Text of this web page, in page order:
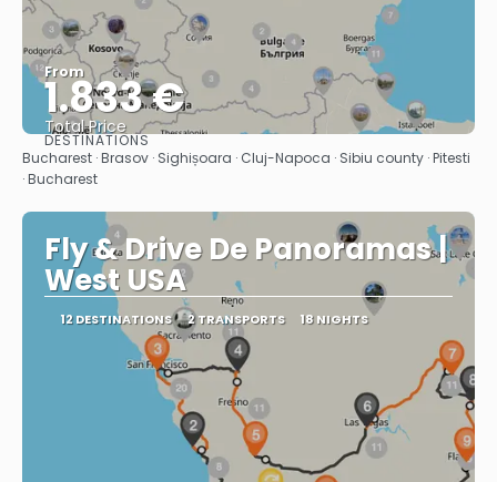
From
1.833 €
Total Price
See
DESTINATIONS
Bucharest · Brasov · Sighișoara · Cluj-Napoca · Sibiu county · Pitesti
· Bucharest
Fly & Drive De Panoramas |
West USA
12 DESTINATIONS 2 TRANSPORTS 18 NIGHTS